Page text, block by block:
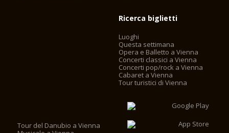
Ricerca biglietti
Luoghi
Questa settimana
Opera e Balletto a Vienna
Concerti classici a Vienna
Concerti pop/rock a Vienna
Cabaret a Vienna
Tour turistici di Vienna
Tour del Danubio a Vienna